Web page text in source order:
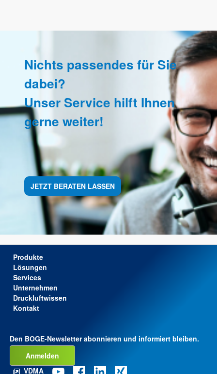
Nichts passendes für Sie
dabei?
Unser Service hilft Ihnen
gerne weiter!
JETZT BERATEN LASSEN
Produkte
Lösungen
Services
Unternehmen
Druckluftwissen
Kontakt
Den BOGE-Newsletter abonnieren und informiert bleiben.
Anmelden
VDMA